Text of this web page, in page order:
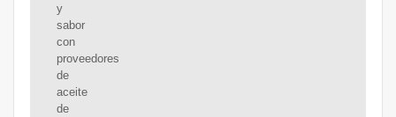
y
sabor
con
proveedores
de
aceite
de